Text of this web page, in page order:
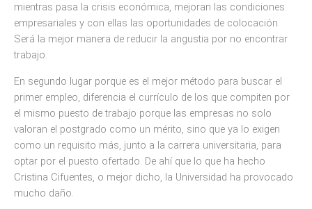
mientras pasa la crisis económica, mejoran las condiciones
empresariales y con ellas las oportunidades de colocación.
Será la mejor manera de reducir la angustia por no encontrar
trabajo.
En segundo lugar porque es el mejor método para buscar el
primer empleo, diferencia el currículo de los que compiten por
el mismo puesto de trabajo porque las empresas no solo
valoran el postgrado como un mérito, sino que ya lo exigen
como un requisito más, junto a la carrera universitaria, para
optar por el puesto ofertado. De ahí que lo que ha hecho
Cristina Cifuentes, o mejor dicho, la Universidad ha provocado
mucho daño.